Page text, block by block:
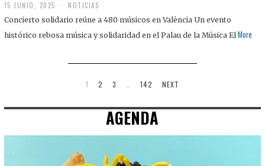
15 JUNIO, 2025 NOTICIAS
Concierto solidario reúne a 480 músicos en València Un evento
histórico rebosa música y solidaridad en el Palau de la Música El More
1 2 3 142 NEXT
AGENDA